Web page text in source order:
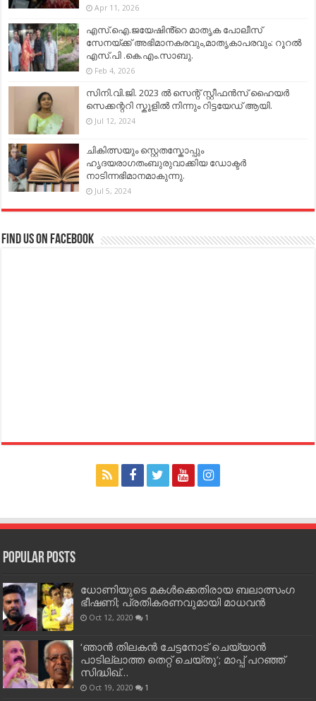
Apr 11, 2026
എസ്.ഐ.ജയേഷിൻ്റെ മാതൃക പോലീസ്
സേനയ്ക്ക് അഭിമാനകരവും,മാതൃകാപരവും: റൂറൽ
എസ്.പി .കെ.എം.സാബു.
Feb 4, 2026
സിനി.വി.ജി. 2023 ൽ സെന്റ് സ്റ്റീഫൻസ് ഹൈയർ
സെക്കന്ററി സ്കൂളിൽ നിന്നും റിട്ടയേഡ് ആയി.
Jul 12, 2024
ചികിത്സയും സ്റ്റെതസ്കോപ്പും
ഹൃദയരാഗതംബുരുവാക്കിയ ഡോക്ടർ
നാടിന്നഭിമാനമാകുന്നു.
Jul 5, 2024
Find us on Facebook
Popular Posts
ധോണിയുടെ മകള്‍ക്കെതിരായ ബലാത്സംഗ
ഭീഷണി; പ്രതികരണവുമായി മാധവന്‍
Oct 12, 2020 1
‘ഞാന്‍ തിലകന്‍ ചേട്ടനോട് ചെയ്യാന്‍
പാടില്ലാത്ത തെറ്റ് ചെയ്തു’; മാപ്പ് പറഞ്ഞ്
സിദ്ധിഖ്…
Oct 19, 2020 1